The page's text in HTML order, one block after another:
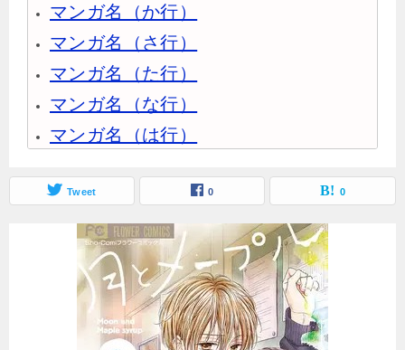
マンガ名（か行）
マンガ名（さ行）
マンガ名（た行）
マンガ名（な行）
マンガ名（は行）
マンガ名（や行）
マンガ名（ら行）
マンガ名（わ行）
Tweet 0 0